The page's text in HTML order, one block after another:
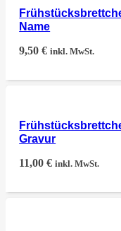
Name
9,50€ inkl. MwSt.
Gravur
11,00€ inkl. MwSt.